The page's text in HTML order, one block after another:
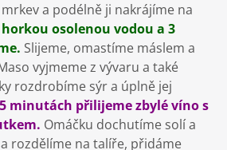
a podélně ji nakrájíme na
osolenou vodou a 3
Slijeme, omastíme máslem a
vyjmeme z vývaru a také
rozdrobíme sýr a úplně jej
minutách přilijeme zbylé víno s
Omáčku dochutíme solí a
rozdělíme na talíře, přidáme